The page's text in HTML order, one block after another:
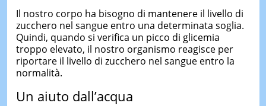
Il nostro corpo ha bisogno di mantenere il livello di
zucchero nel sangue entro una determinata soglia.
Quindi, quando si verifica un picco di glicemia
troppo elevato, il nostro organismo reagisce per
riportare il livello di zucchero nel sangue entro la
normalità.
Un aiuto dall’acqua